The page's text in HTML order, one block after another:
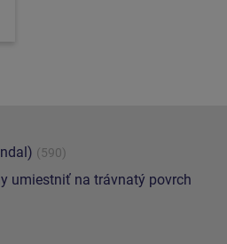
(590)
umiestniť na trávnatý povrch